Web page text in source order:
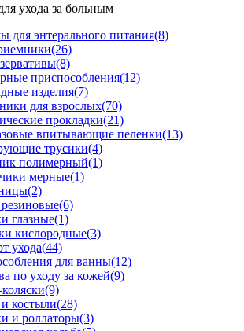
ухода за больным
для энтерального питания(8)
(26)
(8)
приспособления(12)
изделия(7)
для взрослых(70)
прокладки(21)
впитывающие пеленки(13)
трусики(4)
полимерный(1)
мерные(1)
(2)
(6)
глазные(1)
кислородные(3)
ухода(44)
для ванны(12)
по уходу за кожей(9)
(9)
костыли(28)
и роллаторы(3)